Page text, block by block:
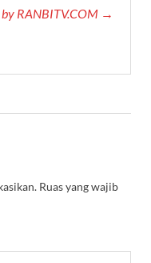
by RANBITV.COM →
Ruas yang wajib